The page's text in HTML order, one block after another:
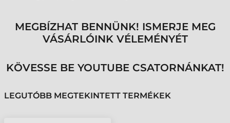
MEGBÍZHAT BENNÜNK! ISMERJE MEG
VÁSÁRLÓINK VÉLEMÉNYÉT
KÖVESSE BE YOUTUBE CSATORNÁNKAT!
LEGUTÓBB MEGTEKINTETT TERMÉKEK